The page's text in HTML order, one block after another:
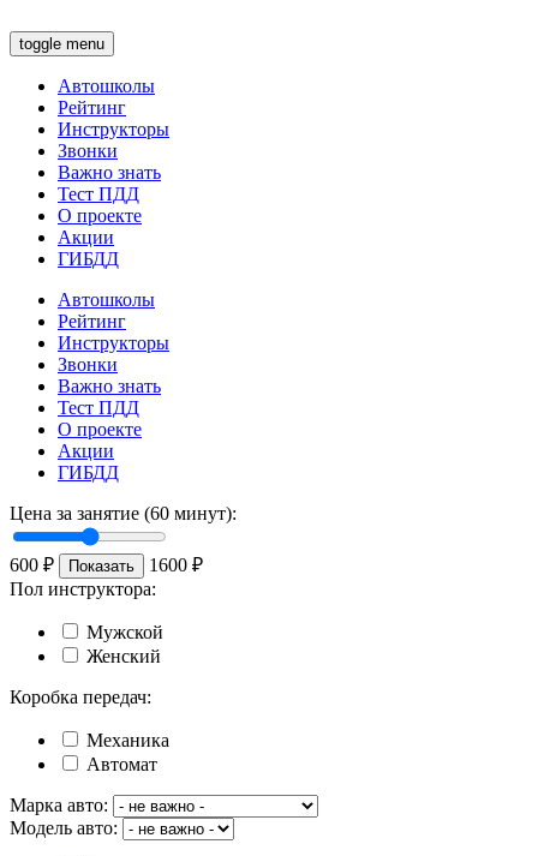
toggle menu
Автошколы
Рейтинг
Инструкторы
Звонки
Важно знать
Тест ПДД
О проекте
Акции
ГИБДД
Автошколы
Рейтинг
Инструкторы
Звонки
Важно знать
Тест ПДД
О проекте
Акции
ГИБДД
Цена за занятие (60 минут):
600 ₽ Показать 1600 ₽
Пол инструктора:
Мужской
Женский
Коробка передач:
Механика
Автомат
Марка авто:
Модель авто: